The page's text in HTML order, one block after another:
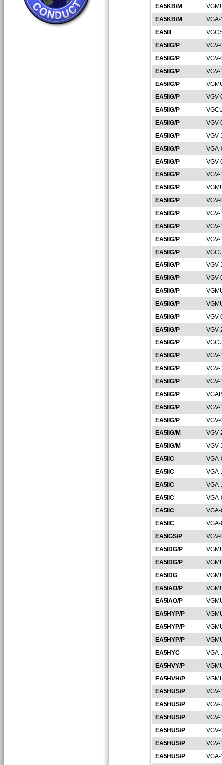
EA5KB/M
EA5KB/M
EA5III
EA5IIG/P
VGV-
EA5IIG/P
VGV-
EA5IIG/P
VGV-
EA5IIG/P
EA5IIG/P
VGV-
EA5IIG/P
EA5IIG/P
VGV-
EA5IIG/P
VGV-
EA5IIG/P
EA5IIG/P
VGV-
EA5IIG/P
VGV-
EA5IIG/P
EA5IIG/P
VGV-
EA5IIG/P
VGV-
EA5IIG/P
VGV-
EA5IIG/P
VGV-
EA5IIG/P
EA5IIG/P
VGV-
EA5IIG/P
VGV-
EA5IIG/P
EA5IIG/P
EA5IIG/P
VGV-
EA5IIG/P
VGV-
EA5IIG/P
EA5IIG/P
VGV-
EA5IIG/P
VGV-
EA5IIG/P
VGV-
EA5IIG/P
EA5IIG/P
VGV-
EA5IIG/P
VGV-
EA5IIG/M
VGV-
EA5IIG/M
VGV-
EA5IIC
EA5IIC
EA5IIC
VGA-
EA5IIC
EA5IIC
EA5IIC
EA5IGS/P
VGV-
EA5IDG/P
EA5IDG/P
EA5IDG
EA5IAO/P
EA5IAO/P
EA5HYP/P
EA5HYP/P
EA5HYP/P
EA5HYC
EA5HVY/P
EA5HVH/P
EA5HUS/P
VGV-
EA5HUS/P
VGV-
EA5HUS/P
VGV-
EA5HUS/P
VGV-
EA5HUS/P
VGV-
EA5HUS/P